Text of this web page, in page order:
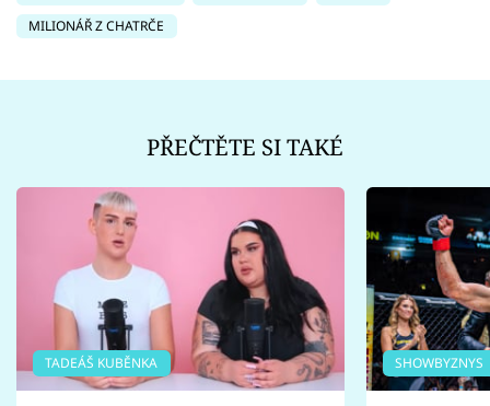
MILIONÁŘ Z CHATRČE
PŘEČTĚTE SI TAKÉ
TADEÁŠ KUBĚNKA SHOWBYZNYS